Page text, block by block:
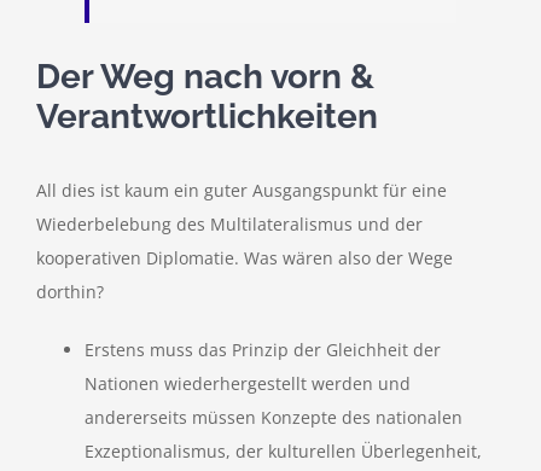
Der Weg nach vorn &
Verantwortlichkeiten
All dies ist kaum ein guter Ausgangspunkt für eine
Wiederbelebung des Multilateralismus und der
kooperativen Diplomatie. Was wären also der Wege
dorthin?
Erstens muss das Prinzip der Gleichheit der
Nationen wiederhergestellt werden und
andererseits müssen Konzepte des nationalen
Exzeptionalismus, der kulturellen Überlegenheit,